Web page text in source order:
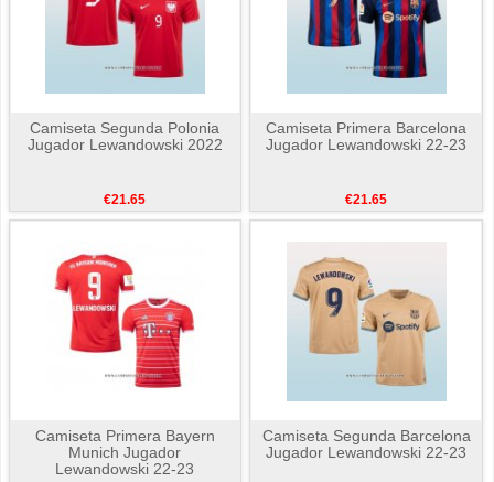
Camiseta Segunda Polonia
Jugador Lewandowski 2022
€21.65
Camiseta Primera Barcelona
Jugador Lewandowski 22-23
€21.65
Camiseta Primera Bayern
Munich Jugador
Lewandowski 22-23
Camiseta Segunda Barcelona
Jugador Lewandowski 22-23